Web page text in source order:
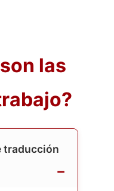
las
traducción